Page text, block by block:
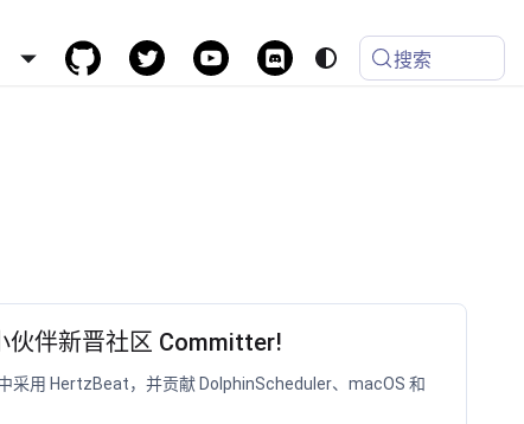
搜索
伙伴新晋社区 Committer!
采用 HertzBeat，并贡献 DolphinScheduler、macOS 和